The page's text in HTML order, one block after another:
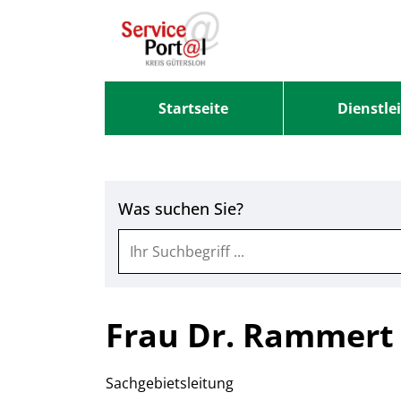
Zum Hauptinhalt springen
Startseite
Was suchen Sie?
Frau Dr. Rammert
Sachgebietsleitung